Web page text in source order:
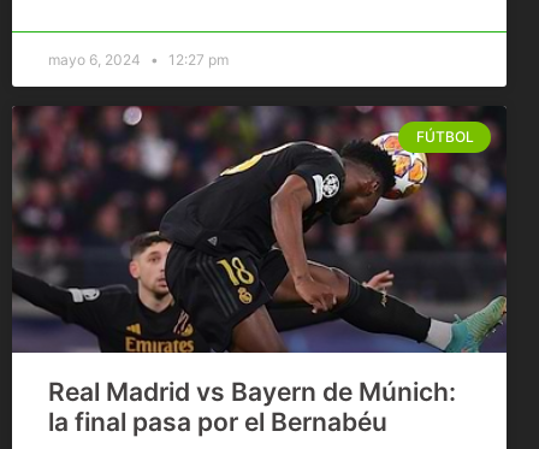
mayo 6, 2024 12:27 pm
FÚTBOL
Real Madrid vs Bayern de Múnich:
la final pasa por el Bernabéu